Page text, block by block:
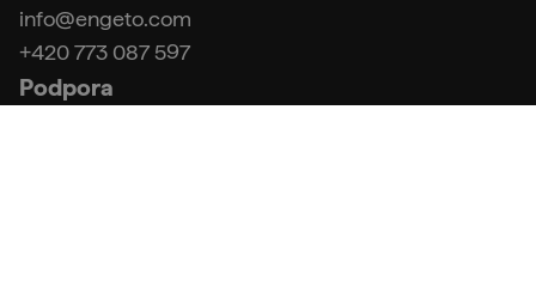
info@engeto.com
+420 773 087 597
Podpora